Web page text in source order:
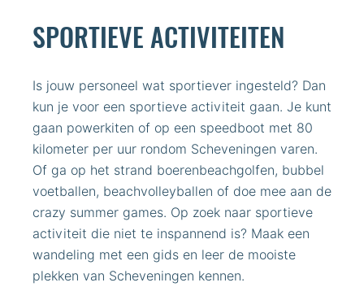
SPORTIEVE ACTIVITEITEN
Is jouw personeel wat sportiever ingesteld? Dan
kun je voor een sportieve activiteit gaan. Je kunt
gaan powerkiten of op een speedboot met 80
kilometer per uur rondom Scheveningen varen.
Of ga op het strand boerenbeachgolfen, bubbel
voetballen, beachvolleyballen of doe mee aan de
crazy summer games. Op zoek naar sportieve
activiteit die niet te inspannend is? Maak een
wandeling met een gids en leer de mooiste
plekken van Scheveningen kennen.